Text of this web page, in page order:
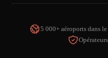
REGARDER LA VIDÉO
5 000+ aéroports dans